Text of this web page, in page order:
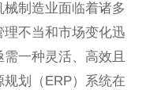
制造业面临着诸多
不当和市场变化迅
一种灵活、高效且
划（ERP）系统在